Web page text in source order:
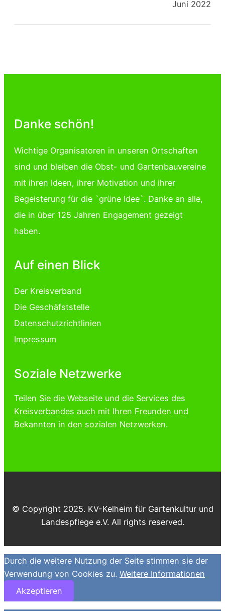
Juni 2022
Danke schön!
Wichtige Organisatoren in unseren Ortschaften
sind und bleiben die Obst- und Gartenbauvereine
mit ihren Ideen, ihrer Motivation und ihrer
Begeisterung für die `grüne Idee`. Danke an alle,
die in über 125 Jahren Engagement gezeigt
haben.
Auf einen Blick
Der Kreisverband
Die Geschäfststelle
Datenschutzrichtlinien
Impressum
Soziale Netzwerke
Teilen Sie die Webseite und die Services des
Kreisverbandes auch mit Ihren Freunden und
Bekannten in den sozialen Netzwerken.
© Copyright 2025. KV-Kelheim für Gartenkultur und
Landespflege e.V. All rights reserved.
Durch die weitere Nutzung der Seite stimmen sie der
Verwendung von Cookies zu. Weitere Informationen
Akzeptieren